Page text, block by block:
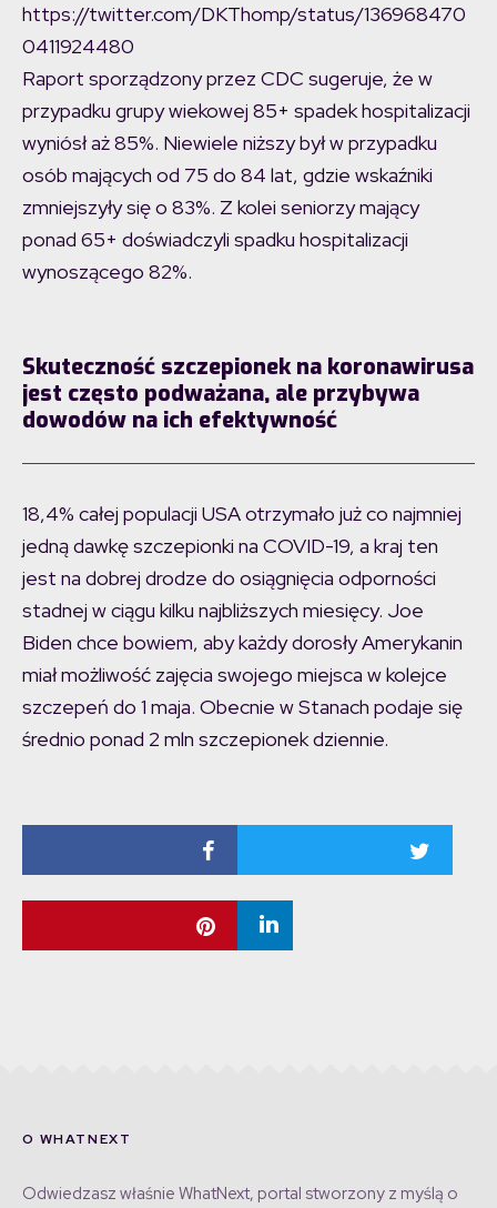
https://twitter.com/DKThomp/status/136968470
0411924480
Raport sporządzony przez CDC sugeruje, że w
przypadku grupy wiekowej 85+ spadek hospitalizacji
wyniósł aż 85%. Niewiele niższy był w przypadku
osób mających od 75 do 84 lat, gdzie wskaźniki
zmniejszyły się o 83%. Z kolei seniorzy mający
ponad 65+ doświadczyli spadku hospitalizacji
wynoszącego 82%.
Skuteczność szczepionek na koronawirusa
jest często podważana, ale przybywa
dowodów na ich efektywność
18,4% całej populacji USA otrzymało już co najmniej
jedną dawkę szczepionki na COVID-19, a kraj ten
jest na dobrej drodze do osiągnięcia odporności
stadnej w ciągu kilku najbliższych miesięcy. Joe
Biden chce bowiem, aby każdy dorosły Amerykanin
miał możliwość zajęcia swojego miejsca w kolejce
szczepeń do 1 maja. Obecnie w Stanach podaje się
średnio ponad 2 mln szczepionek dziennie.
O WHATNEXT
Odwiedzasz właśnie WhatNext, portal stworzony z myślą o